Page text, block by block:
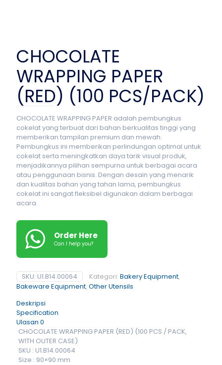
CHOCOLATE
WRAPPING PAPER
(RED) (100 PCS/PACK)
CHOCOLATE WRAPPING PAPER adalah pembungkus
cokelat yang terbuat dari bahan berkualitas tinggi yang
memberikan tampilan premium dan mewah.
Pembungkus ini memberikan perlindungan optimal untuk
cokelat serta meningkatkan daya tarik visual produk,
menjadikannya pilihan sempurna untuk berbagai acara
atau penggunaan bisnis. Dengan desain yang menarik
dan kualitas bahan yang tahan lama, pembungkus
cokelat ini sangat fleksibel digunakan dalam berbagai
acara.
Order Here
Can I help you?
SKU: U1.B14.00064 Kategori: Bakery Equipment,
Bakeware Equipment, Other Utensils
Deskripsi
Specification
Ulasan 0
CHOCOLATE WRAPPING PAPER (RED) (100 PCS / PACK,
WITH OUTER CASE)
SKU : U1.B14.00064
Size : 90×90 mm